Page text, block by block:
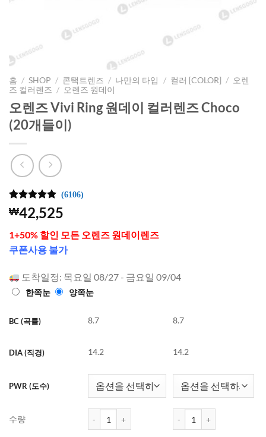
홈 / SHOP / 콘택트렌즈 / 나만의 타입 / 컬러 [COLOR] / 오렌
즈 컬러렌즈 / 오렌즈 원데이
오렌즈 Vivi Ring 원데이 컬러렌즈 Choco
(20개들이)
4.99개의
고객 평가
로 5점 만
점에
6106
점으
로 평가됨
(6106)
₩42,525
1+50% 할인 모든 오렌즈 원데이렌즈
쿠폰사용 불가
도착일정: 목요일 08/27 - 금요일 09/04
한쪽눈 양쪽눈
BC (곡률) 8.7
DIA (직경) 14.2
PWR (도수)
수량
8.7
14.2